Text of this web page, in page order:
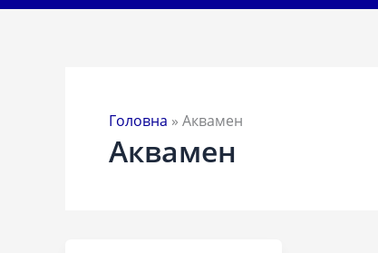
Головна » Аквамен
Аквамен